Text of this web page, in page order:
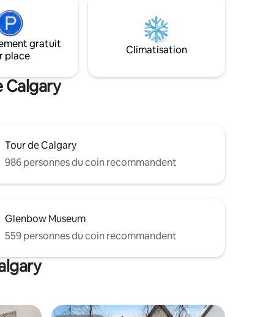
moins
cuisine est entièrement équipée
d'appareils modernes et de tous les
essentiels pour préparer facilement des
repas.
gratuit
place
Climatisation
Calgary
Tour de Calgary
986 personnes du coin recommandent
Glenbow Museum
559 personnes du coin recommandent